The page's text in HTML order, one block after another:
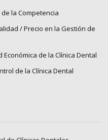
la Competencia
/ Precio en la Gestión de
de la Clínica Dental
de la Clínica Dental